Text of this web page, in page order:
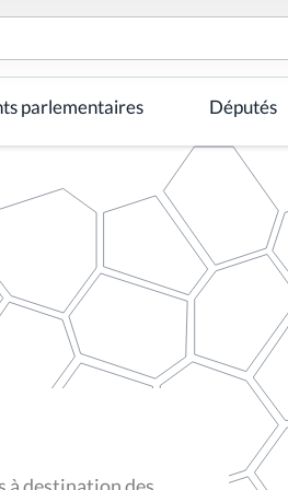
parlementaires Députés
à destination des